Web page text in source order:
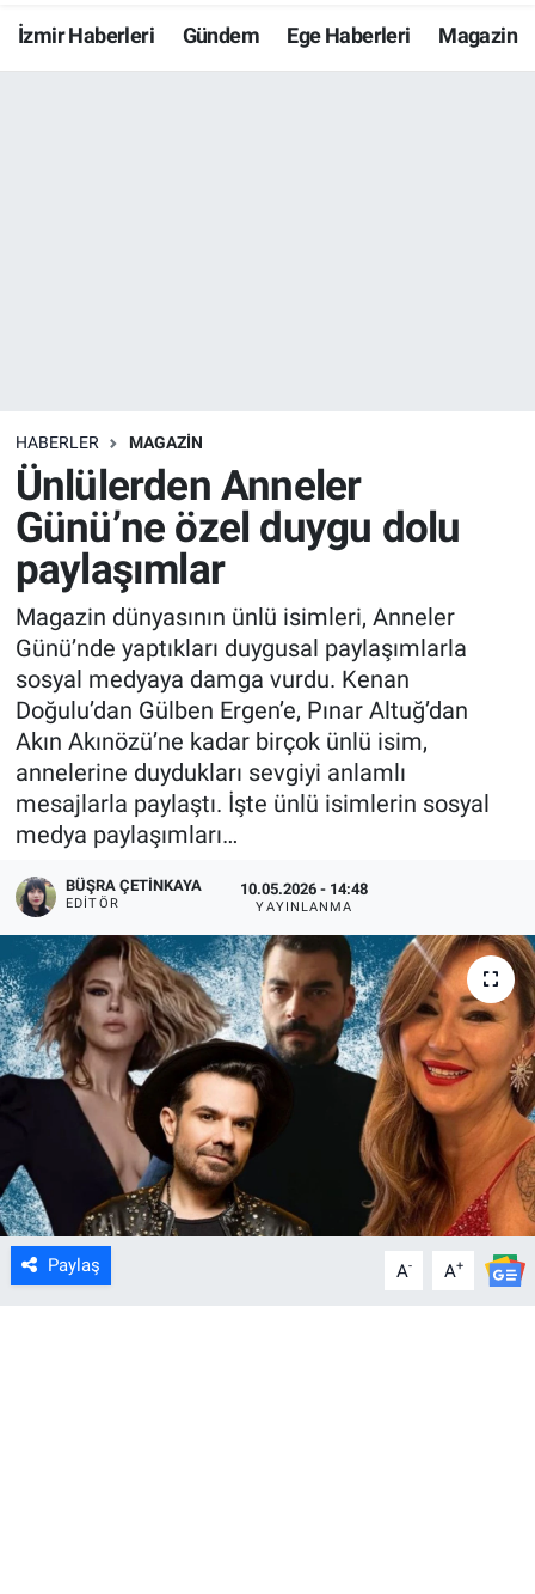
İzmir Haberleri Gündem Ege Haberleri Magazin
HABERLER MAGAZİN
Ünlülerden Anneler
Günü’ne özel duygu dolu
paylaşımlar
Magazin dünyasının ünlü isimleri, Anneler
Günü’nde yaptıkları duygusal paylaşımlarla
sosyal medyaya damga vurdu. Kenan
Doğulu’dan Gülben Ergen’e, Pınar Altuğ’dan
Akın Akınözü’ne kadar birçok ünlü isim,
annelerine duydukları sevgiyi anlamlı
mesajlarla paylaştı. İşte ünlü isimlerin sosyal
medya paylaşımları…
BÜŞRA ÇETINKAYA
EDITÖR
10.05.2026 - 14:48
YAYINLANMA
Paylaş A- A+
Resmi İlanlar